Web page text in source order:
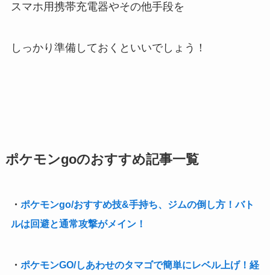
スマホ用携帯充電器やその他手段を
しっかり準備しておくといいでしょう！
ポケモンgoのおすすめ記事一覧
・ ポケモンgo/おすすめ技&手持ち、ジムの倒し方！バト
ルは回避と通常攻撃がメイン！
・ ポケモンGO/しあわせのタマゴで簡単にレベル上げ！経